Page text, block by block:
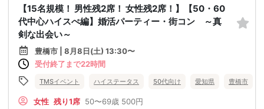
【15名規模！ 男性残2席！ 女性残2席！】【50・60
代中心ハイスぺ編】婚活パーティー・街コン ～真
剣な出会い～
豊橋市 | 8月8日(土) 13:30〜
受付終了まで22時間
TMSイベント ハイステータス 50代向け 愛知県 豊橋市
女性 残り1席 50〜69歳 500円